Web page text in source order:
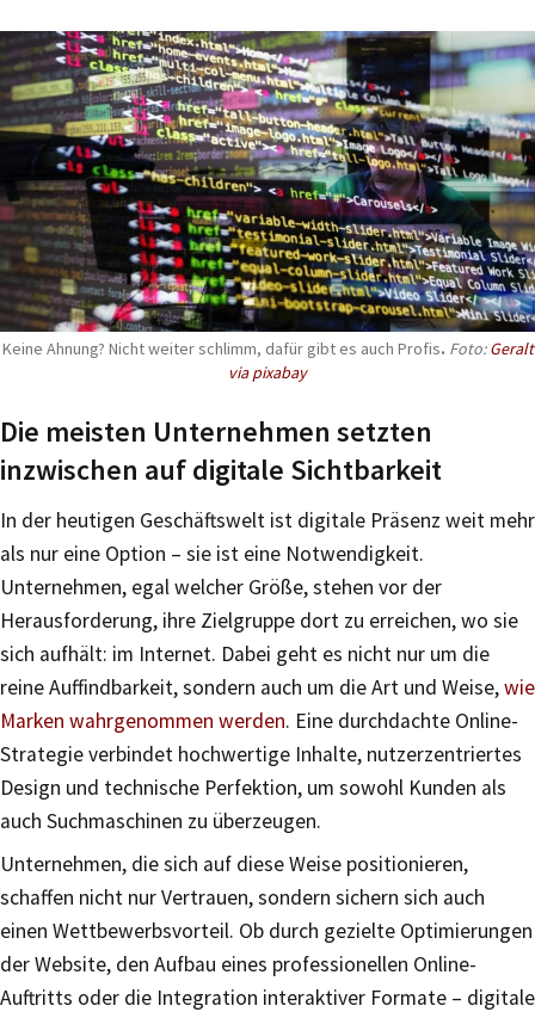
Keine Ahnung? Nicht weiter schlimm, dafür gibt es auch Profis. Foto:Geralt
via pixabay
Die meisten Unternehmen setzten
inzwischen auf digitale Sichtbarkeit
In der heutigen Geschäftswelt ist digitale Präsenz weit mehr
als nur eine Option – sie ist eine Notwendigkeit.
Unternehmen, egal welcher Größe, stehen vor der
Herausforderung, ihre Zielgruppe dort zu erreichen, wo sie
sich aufhält: im Internet. Dabei geht es nicht nur um die
reine Auffindbarkeit, sondern auch um die Art und Weise,wie
Marken wahrgenommen werden. Eine durchdachte Online-
Strategie verbindet hochwertige Inhalte, nutzerzentriertes
Design und technische Perfektion, um sowohl Kunden als
auch Suchmaschinen zu überzeugen.
Unternehmen, die sich auf diese Weise positionieren,
schaffen nicht nur Vertrauen, sondern sichern sich auch
einen Wettbewerbsvorteil. Ob durch gezielte Optimierungen
der Website, den Aufbau eines professionellen Online-
Auftritts oder die Integration interaktiver Formate – digitale